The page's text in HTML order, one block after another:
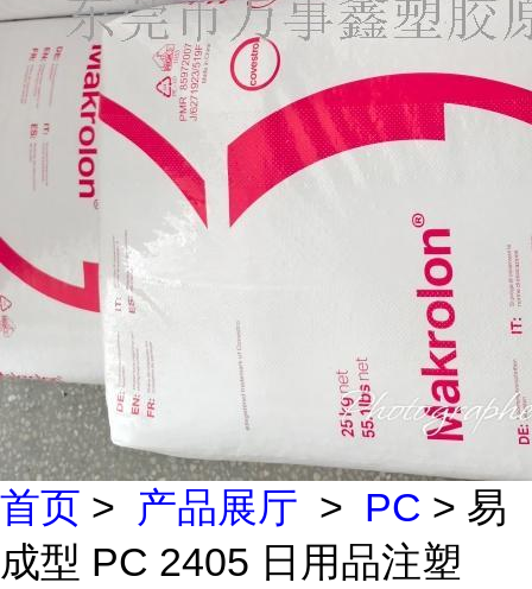
首页 > 产品展厅 > PC > 易
成型 PC 2405 日用品注塑